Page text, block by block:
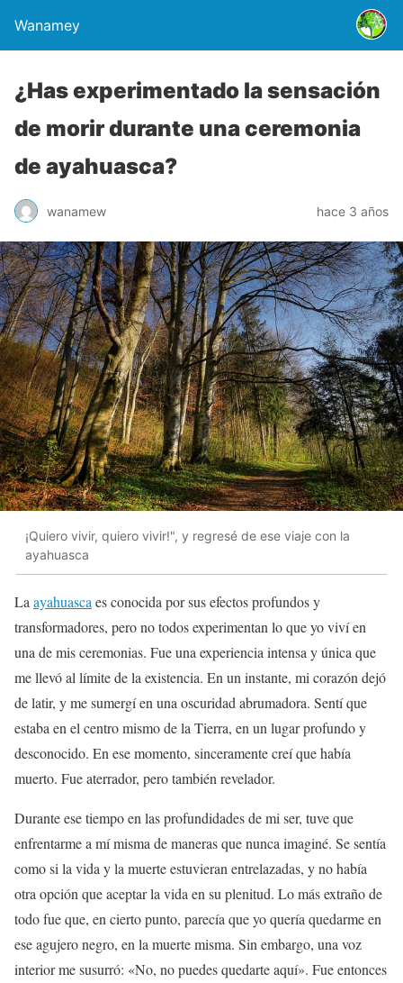
Wanamey
¿Has experimentado la sensación
de morir durante una ceremonia
de ayahuasca?
wanamew hace 3 años
¡Quiero vivir, quiero vivir!", y regresé de ese viaje con la
ayahuasca
La ayahuasca es conocida por sus efectos profundos y
transformadores, pero no todos experimentan lo que yo viví en
una de mis ceremonias. Fue una experiencia intensa y única que
me llevó al límite de la existencia. En un instante, mi corazón dejó
de latir, y me sumergí en una oscuridad abrumadora. Sentí que
estaba en el centro mismo de la Tierra, en un lugar profundo y
desconocido. En ese momento, sinceramente creí que había
muerto. Fue aterrador, pero también revelador.
Durante ese tiempo en las profundidades de mi ser, tuve que
enfrentarme a mí misma de maneras que nunca imaginé. Se sentía
como si la vida y la muerte estuvieran entrelazadas, y no había
otra opción que aceptar la vida en su plenitud. Lo más extraño de
todo fue que, en cierto punto, parecía que yo quería quedarme en
ese agujero negro, en la muerte misma. Sin embargo, una voz
interior me susurró: «No, no puedes quedarte aquí». Fue entonces